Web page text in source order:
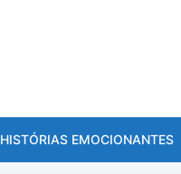
HISTÓRIAS EMOCIONANTES